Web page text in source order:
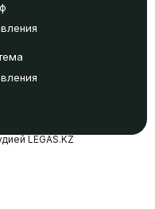
LEGAS.KZ